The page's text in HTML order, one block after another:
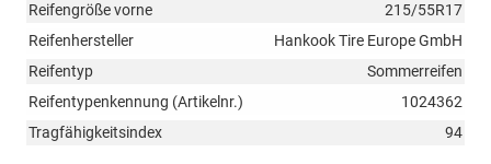
Reifengröße vorne
215/55R17
Reifenhersteller
Hankook Tire Europe GmbH
Reifentyp
Sommerreifen
Reifentypenkennung (Artikelnr.)
1024362
Tragfähigkeitsindex
94